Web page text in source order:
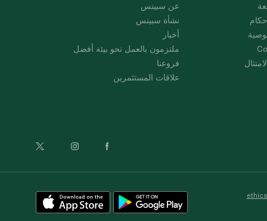
عن سبينس
نشأة سبينس
أخبار
ملتزمون بالعمل نحو بيئة أفضل
فروعنا
علاقات المستثمرين